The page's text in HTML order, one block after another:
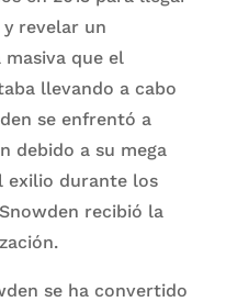
y revelar un
que el
llevando a cabo
se enfrentó a
debido a su mega
exilio durante los
recibió la
se ha convertido